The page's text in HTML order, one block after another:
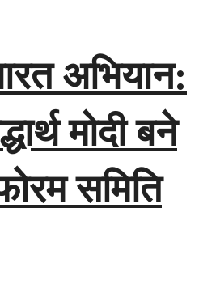
अभियान:
मोदी बने
समिति